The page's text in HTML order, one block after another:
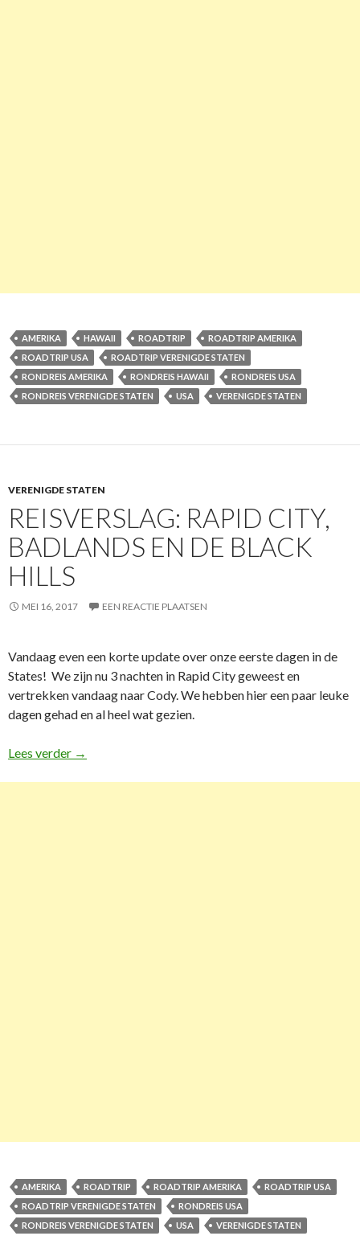
AMERIKA HAWAII ROADTRIP
ROADTRIP AMERIKA
ROADTRIP USA
ROADTRIP VERENIGDE STATEN
RONDREIS AMERIKA
RONDREIS HAWAII
RONDREIS USA
RONDREIS VERENIGDE STATEN
USA VERENIGDE STATEN
VERENIGDE STATEN
REISVERSLAG: RAPID CITY,
BADLANDS EN DE BLACK
HILLS
MEI 16, 2017 EEN REACTIE PLAATSEN
Vandaag even een korte update over onze eerste dagen in de
States! We zijn nu 3 nachten in Rapid City geweest en
vertrekken vandaag naar Cody. We hebben hier een paar leuke
dagen gehad en al heel wat gezien.
Lees verder Reisverslag: Rapid City, Badlands en de Black Hills
→
AMERIKA ROADTRIP ROADTRIP AMERIKA
ROADTRIP USA
ROADTRIP VERENIGDE STATEN
RONDREIS USA
RONDREIS VERENIGDE STATEN
USA VERENIGDE STATEN